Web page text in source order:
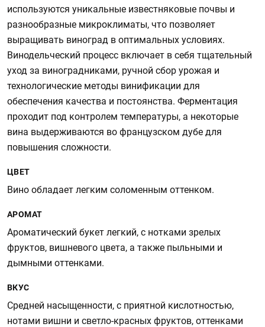
используются уникальные известняковые почвы и
разнообразные микроклиматы, что позволяет
выращивать виноград в оптимальных условиях.
Винодельческий процесс включает в себя тщательный
уход за виноградниками, ручной сбор урожая и
технологические методы винификации для
обеспечения качества и постоянства. Ферментация
проходит под контролем температуры, а некоторые
вина выдерживаются во французском дубе для
повышения сложности.
ЦВЕТ
Вино обладает легким соломенным оттенком.
АРОМАТ
Ароматический букет легкий, с нотками зрелых
фруктов, вишневого цвета, а также пыльными и
дымными оттенками.
ВКУС
Средней насыщенности, с приятной кислотностью,
нотами вишни и светло-красных фруктов, оттенками